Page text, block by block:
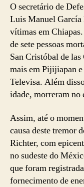
O secretário de
Luis Manuel García
vítimas em
de sete pessoas
San Cristóbal de
mais em Pijijiapan
Televisa. Além
idade, morreram no
Assim, até o
causa deste tremor
Richter, com
no sudeste do
que foram
fornecimento de